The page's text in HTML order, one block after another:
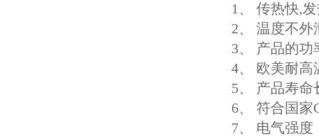
1、 传热快,
2、 温度不
3、 产品的功
4、 欧美耐高
5、 产品寿
6、 符合国家
7、 电气强度